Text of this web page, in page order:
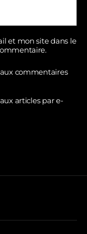
et mon site dans le
commentaires
articles par e-